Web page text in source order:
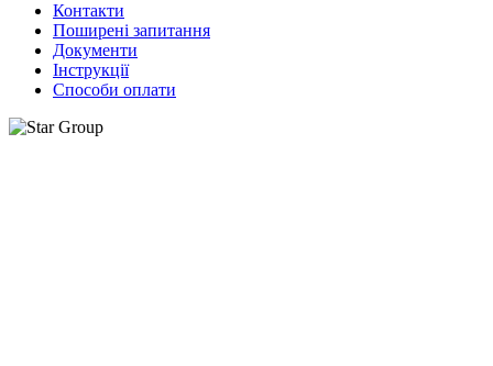
Контакти
Поширені запитання
Документи
Інструкції
Способи оплати